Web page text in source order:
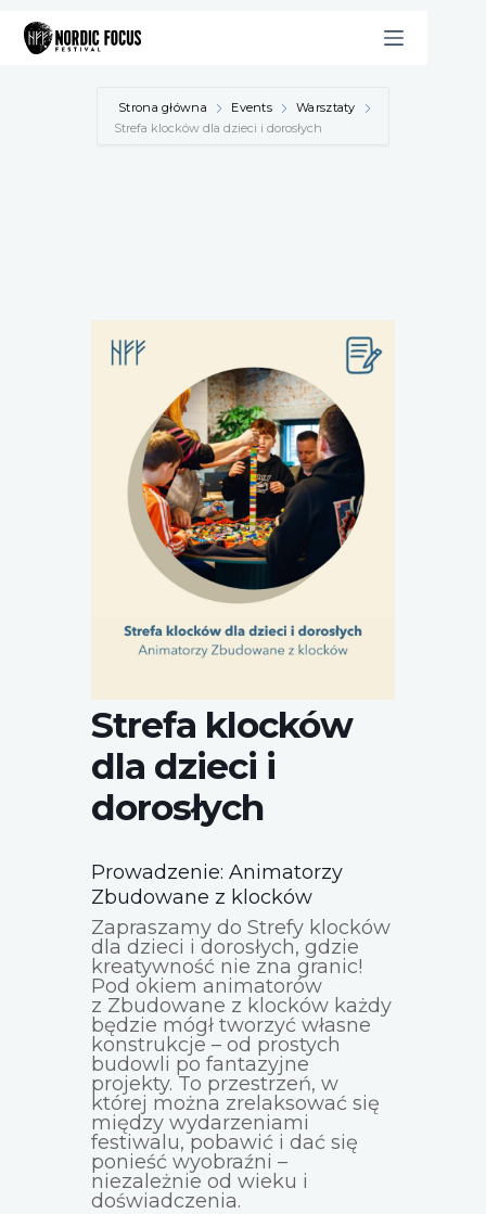
treści
Strona główna Events
Warsztaty
Strefa klocków dla dzieci i dorosłych
Strefa klocków
dla dzieci i
dorosłych
Prowadzenie: Animatorzy
Zbudowane z klocków
Zapraszamy do Strefy klocków
dla dzieci i dorosłych, gdzie
kreatywność nie zna granic!
Pod okiem animatorów
z Zbudowane z klocków każdy
będzie mógł tworzyć własne
konstrukcje – od prostych
budowli po fantazyjne
projekty. To przestrzeń, w
której można zrelaksować się
między wydarzeniami
festiwalu, pobawić i dać się
ponieść wyobraźni –
niezależnie od wieku i
doświadczenia.